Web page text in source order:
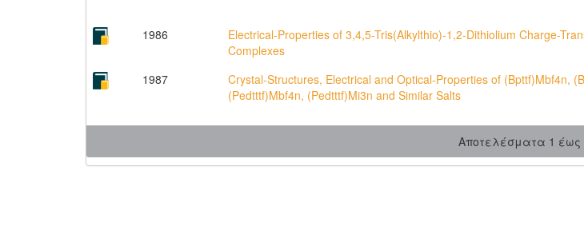
1986
Electrical-Properties of 3,4,5-Tris(Alkylthio)-1,2-Dithiolium Charge-
Complexes
1987
Crystal-Structures, Electrical and Optical-Properties of (Bpttf)Mbf4n,
(Pedtttf)Mbf4n, (Pedtttf)Mi3n and Similar Salts
Αποτελέσματα 1 έως